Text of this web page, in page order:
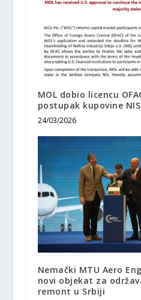
MOL dobio licencu
postupak kupovine
24/03/2026
Nemački MTU Aero
novi objekat za
remont u Srbiji